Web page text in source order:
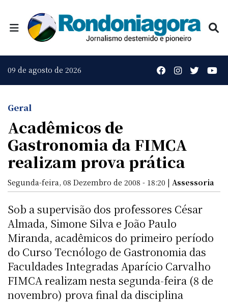
09 de agosto de 2026
Geral
Acadêmicos de
Gastronomia da FIMCA
realizam prova prática
Segunda-feira, 08 Dezembro de 2008 - 18:20 | Assessoria
Sob a supervisão dos professores César
Almada, Simone Silva e João Paulo
Miranda, acadêmicos do primeiro período
do Curso Tecnólogo de Gastronomia das
Faculdades Integradas Aparício Carvalho 
FIMCA realizam nesta segunda-feira (8 de
novembro) prova final da disciplina